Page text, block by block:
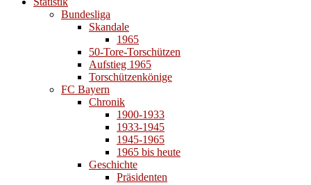
Bundesliga
Skandale
1965
50-Tore-Torschützen
Aufstieg 1965
Torschützenkönige
FC Bayern
Chronik
1900-1933
1933-1945
1945-1965
1965 bis heute
Geschichte
Präsidenten